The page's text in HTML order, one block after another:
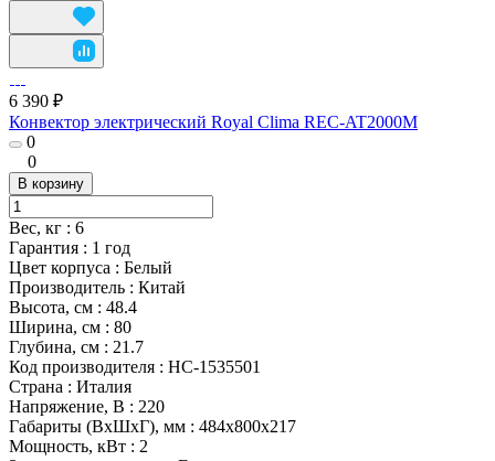
6 390 ₽
Конвектор электрический Royal Clima REC-AT2000M
0
0
В корзину
Вес, кг : 6
Гарантия : 1 год
Цвет корпуса : Белый
Производитель : Китай
Высота, см : 48.4
Ширина, см : 80
Глубина, см : 21.7
Код производителя : НС-1535501
Страна : Италия
Напряжение, В : 220
Габариты (ВхШхГ), мм : 484x800x217
Мощность, кВт : 2